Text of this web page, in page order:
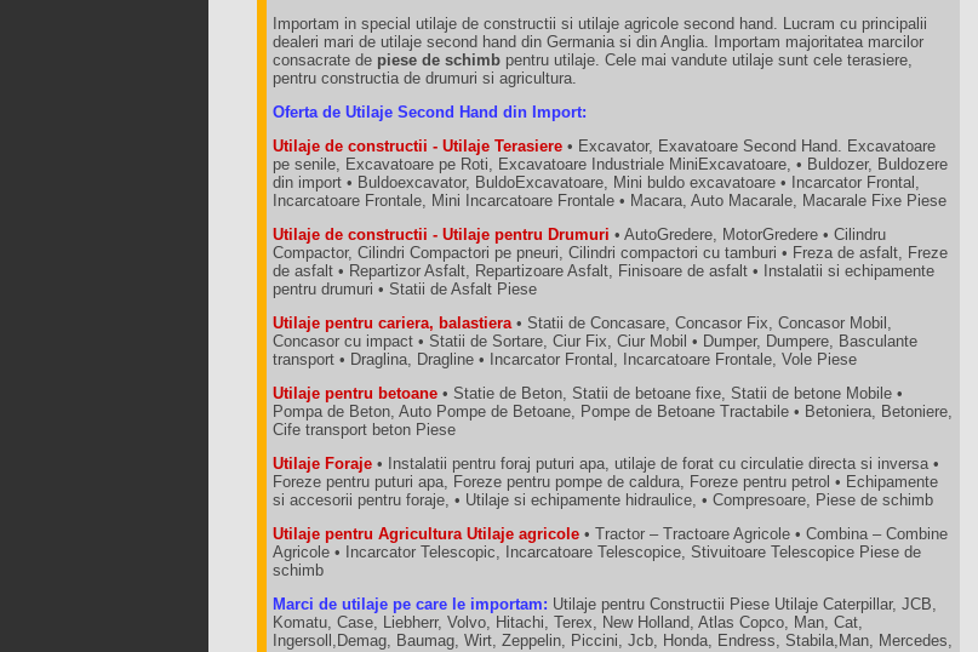
Importam in special utilaje de constructii si utilaje agricole second hand. Lucram cu principalii
dealeri mari de utilaje second hand din Germania si din Anglia. Importam majoritatea marcilor
consacrate de piese de schimb pentru utilaje. Cele mai vandute utilaje sunt cele terasiere,
pentru constructia de drumuri si agricultura.
Oferta de Utilaje Second Hand din Import:
Utilaje de constructii - Utilaje Terasiere • Excavator, Exavatoare Second Hand. Excavatoare
pe senile, Excavatoare pe Roti, Excavatoare Industriale MiniExcavatoare, • Buldozer, Buldozere
din import • Buldoexcavator, BuldoExcavatoare, Mini buldo excavatoare • Incarcator Frontal,
Incarcatoare Frontale, Mini Incarcatoare Frontale • Macara, Auto Macarale, Macarale Fixe Piese
Utilaje de constructii - Utilaje pentru Drumuri • AutoGredere, MotorGredere • Cilindru
Compactor, Cilindri Compactori pe pneuri, Cilindri compactori cu tamburi • Freza de asfalt, Freze
de asfalt • Repartizor Asfalt, Repartizoare Asfalt, Finisoare de asfalt • Instalatii si echipamente
pentru drumuri • Statii de Asfalt Piese
Utilaje pentru cariera, balastiera • Statii de Concasare, Concasor Fix, Concasor Mobil,
Concasor cu impact • Statii de Sortare, Ciur Fix, Ciur Mobil • Dumper, Dumpere, Basculante
transport • Draglina, Dragline • Incarcator Frontal, Incarcatoare Frontale, Vole Piese
Utilaje pentru betoane • Statie de Beton, Statii de betoane fixe, Statii de betone Mobile •
Pompa de Beton, Auto Pompe de Betoane, Pompe de Betoane Tractabile • Betoniera, Betoniere,
Cife transport beton Piese
Utilaje Foraje • Instalatii pentru foraj puturi apa, utilaje de forat cu circulatie directa si inversa •
Foreze pentru puturi apa, Foreze pentru pompe de caldura, Foreze pentru petrol • Echipamente
si accesorii pentru foraje, • Utilaje si echipamente hidraulice, • Compresoare, Piese de schimb
Utilaje pentru Agricultura Utilaje agricole • Tractor – Tractoare Agricole • Combina – Combine
Agricole • Incarcator Telescopic, Incarcatoare Telescopice, Stivuitoare Telescopice Piese de
schimb
Marci de utilaje pe care le importam: Utilaje pentru Constructii Piese Utilaje Caterpillar, JCB,
Komatu, Case, Liebherr, Volvo, Hitachi, Terex, New Holland, Atlas Copco, Man, Cat,
Ingersoll,Demag, Baumag, Wirt, Zeppelin, Piccini, Jcb, Honda, Endress, Stabila,Man, Mercedes,